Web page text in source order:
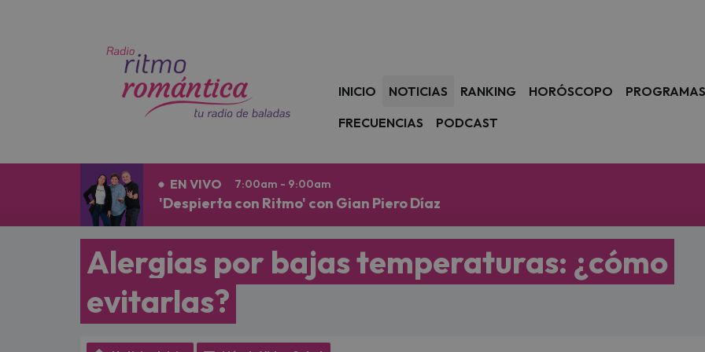
INICIO NOTICIAS RANKING HORÓSCOPO PROGRAMAS
FRECUENCIAS
PODCAST
EN VIVO 7:00am - 9:00am
'Despierta con Ritmo' con Gian Piero Díaz
Alergias por bajas temperaturas: ¿cómo
evitarlas?